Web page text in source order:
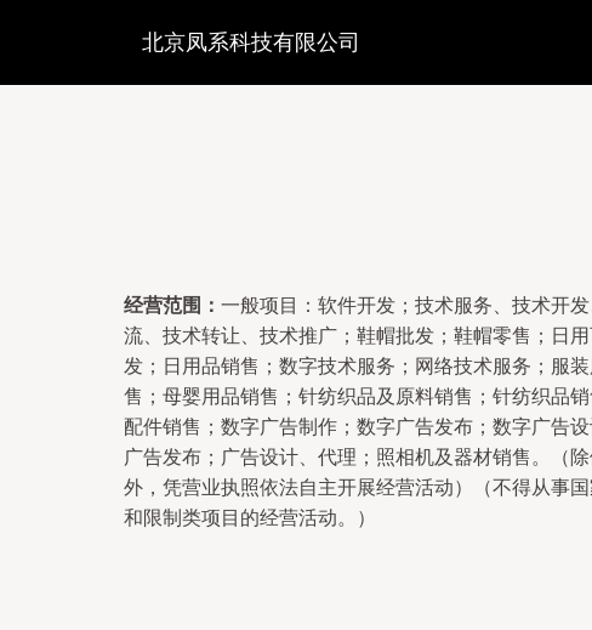
北京凤系科技有限公司
经营范围： 一般项目：软件开发；技术服务、技术开
流、技术转让、技术推广；鞋帽批发；鞋帽零售；日
发；日用品销售；数字技术服务；网络技术服务；服
售；母婴用品销售；针纺织品及原料销售；针纺织品
配件销售；数字广告制作；数字广告发布；数字广告设
广告发布；广告设计、代理；照相机及器材销售。（
外，凭营业执照依法自主开展经营活动）（不得从事
和限制类项目的经营活动。）